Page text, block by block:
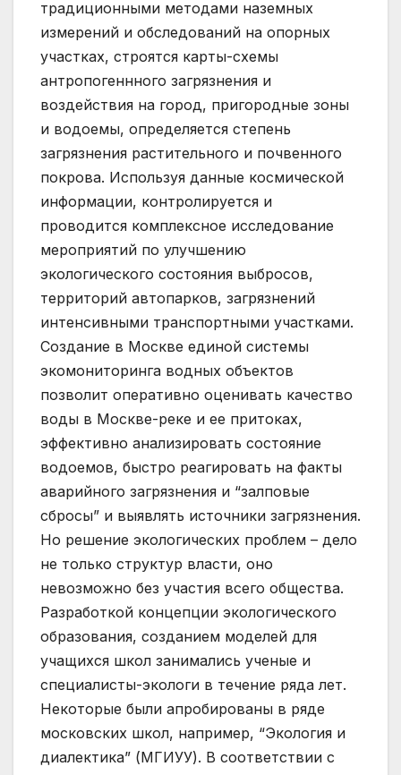
традиционными методами наземных
измерений и обследований на опорных
участках, строятся карты-схемы
антропогеннного загрязнения и
воздействия на город, пригородные зоны
и водоемы, определяется степень
загрязнения растительного и почвенного
покрова. Используя данные космической
информации, контролируется и
проводится комплексное исследование
мероприятий по улучшению
экологического состояния выбросов,
территорий автопарков, загрязнений
интенсивными транспортными участками.
Создание в Москве единой системы
экомониторинга водных объектов
позволит оперативно оценивать качество
воды в Москве-реке и ее притоках,
эффективно анализировать состояние
водоемов, быстро реагировать на факты
аварийного загрязнения и “залповые
сбросы” и выявлять источники загрязнения.
Но решение экологических проблем – дело
не только структур власти, оно
невозможно без участия всего общества.
Разработкой концепции экологического
образования, созданием моделей для
учащихся школ занимались ученые и
специалисты-экологи в течение ряда лет.
Некоторые были апробированы в ряде
московских школ, например, “Экология и
диалектика” (МГИУУ). В соответствии с